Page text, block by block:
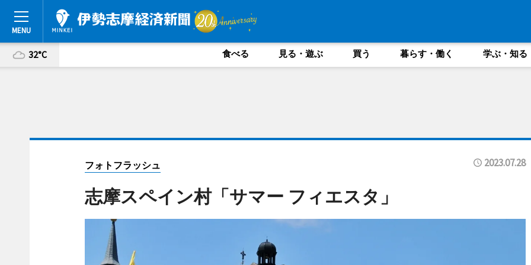
32°C 食べる 見る・遊ぶ 買う 暮らす・働く 学ぶ・知る
フォトフラッシュ 2023.07.28
志摩スペイン村「サマー フィエスタ」